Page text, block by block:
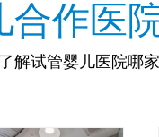
合作医
解试管婴儿医院哪